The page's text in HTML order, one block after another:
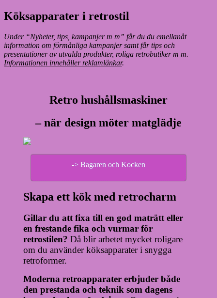
Köksapparater i retrostil
Under “Nyheter, tips, kampanjer m m” får du du emellanåt
information om förmånliga kampanjer samt får tips och
presentationer av utvalda produkter, roliga retrobutiker m m.
Informationen innehåller reklamlänkar.
Retro hushållsmaskiner
– när design möter matglädje
-> Bagaren och Kocken
Skapa ett kök med retrocharm
Gillar du att fixa till en god maträtt eller
en frestande fika och vurmar för
retrostilen? Då blir arbetet mycket roligare
om du använder köksapparater i snygga
retroformer.
Moderna retroapparater erbjuder både
den prestanda och teknik som dagens